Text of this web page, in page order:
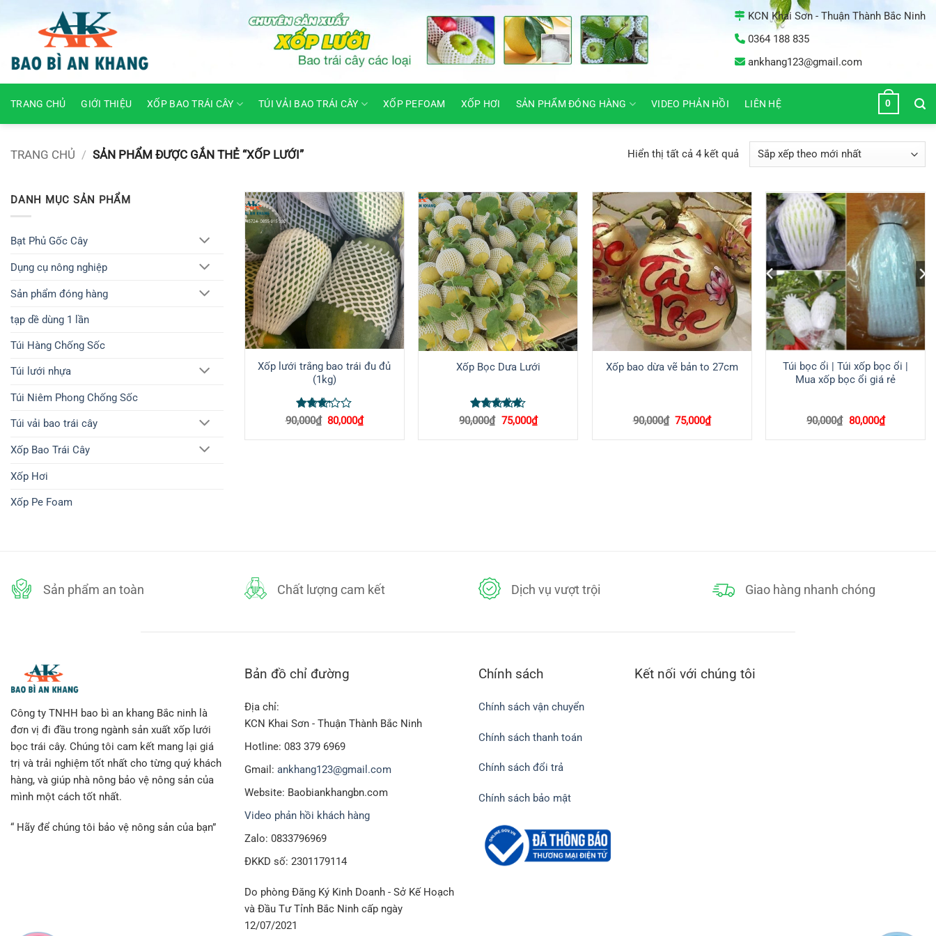
KCN Khai Sơn - Thuận Thành Bắc Ninh
0364 188 835
ankhang123@gmail.com
TRANG CHỦ GIỚI THIỆU XỐP BAO TRÁI CÂY TÚI VẢI BAO TRÁI CÂY XỐP PEFOAM XỐP HƠI SẢN PHẨM ĐÓNG HÀNG VIDEO PHẢN HỒI LIÊN HỆ 0
TRANG CHỦ / SẢN PHẨM ĐƯỢC GẮN THẺ “XỐP LƯỚI” Hiển thị tất cả 4 kết quả
sắp
theo
mới
nhất
DANH MỤC SẢN PHẨM
Bạt Phủ Gốc Cây
Dụng cụ nông nghiệp
Sản phẩm đóng hàng
tạp dề dùng 1 lần
Túi Hàng Chống Sốc
Túi lưới nhựa
Túi Niêm Phong Chống Sốc
Túi vải bao trái cây
Xốp Bao Trái Cây
Xốp Hơi
Xốp Pe Foam
Xốp lưới trắng bao trái đu đủ
(1kg)
Được
xếp
hạng3
90,000₫ Giá
là:
80,000₫Giá
tại
Xốp Bọc Dưa Lưới
Được xếp
hạng
5
sao
90,000₫ Giá
là:
75,000₫Giá
hiện
tại
Xốp bao dừa vẽ bản to 27cm
90,000₫ Giá
là:
75,000₫Giá
tại
Túi bọc ổi | Túi xốp bọc ổi |
Mua xốp bọc ổi giá rẻ
90,000₫ Giá
là:
80,000₫Giá
hiện
tại
Sản phẩm an toàn Chất lượng cam kết Dịch vụ vượt trội Giao hàng nhanh chóng
Công ty TNHH bao bì an khang Bắc ninh là
đơn vị đi đầu trong ngành sản xuất xốp lưới
bọc trái cây. Chúng tôi cam kết mang lại giá
trị và trải nghiệm tốt nhất cho từng quý khách
hàng, và giúp nhà nông bảo vệ nông sản của
mình một cách tốt nhất.
“ Hãy để chúng tôi bảo vệ nông sản của bạn”
Bản đồ chỉ đường
Địa chỉ:
KCN Khai Sơn - Thuận Thành Bắc Ninh
Hotline: 083 379 6969
Gmail: ankhang123@gmail.com
Website: Baobiankhangbn.com
Video phản hồi khách hàng
Zalo: 0833796969
ĐKKD số: 2301179114
Do phòng Đăng Ký Kinh Doanh - Sở Kế Hoạch
và Đầu Tư Tỉnh Bắc Ninh cấp ngày
12/07/2021
Chính sách
Chính sách vận chuyển
Chính sách thanh toán
Chính sách đổi trả
Chính sách bảo mật
Kết nối với chúng tôi